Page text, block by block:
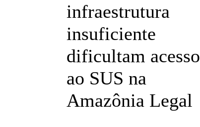
infraestrutura
insuficiente
dificultam acesso
ao SUS na
Amazônia Legal